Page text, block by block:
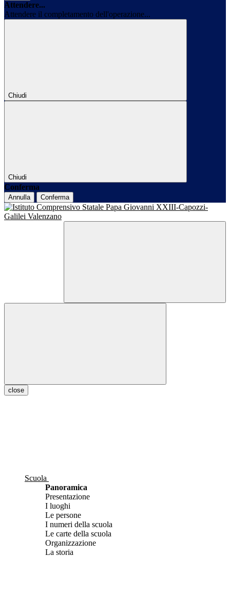
Attendere...
Attendere il completamento dell'operazione...
Chiudi
Chiudi
Conferma
Annulla Conferma
close
Scuola
Panoramica
Presentazione
I luoghi
Le persone
I numeri della scuola
Le carte della scuola
Organizzazione
La storia